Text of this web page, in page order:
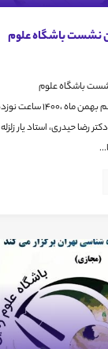
نشست باشگاه علوم
باشگاه علوم
زمین،دوشنبه یازدهم بهمن ماه ،1400
رضا حیدری، استاد یار زلزله